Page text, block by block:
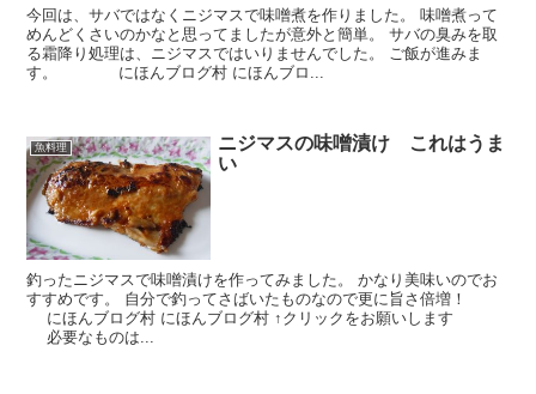
今回は、サバではなくニジマスで味噌煮を作りました。 味噌煮って
めんどくさいのかなと思ってましたが意外と簡単。 サバの臭みを取
る霜降り処理は、ニジマスではいりませんでした。 ご飯が進みま
す。 にほんブログ村 にほんブロ...
魚料理
ニジマスの味噌漬け これはうま
い
釣ったニジマスで味噌漬けを作ってみました。 かなり美味いのでお
すすめです。 自分で釣ってさばいたものなので更に旨さ倍増！
にほんブログ村 にほんブログ村 ↑クリックをお願いします
必要なものは...